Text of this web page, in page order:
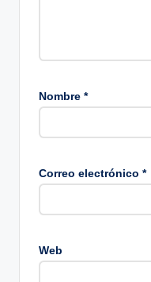
Nombre *
Correo electrónico *
Web